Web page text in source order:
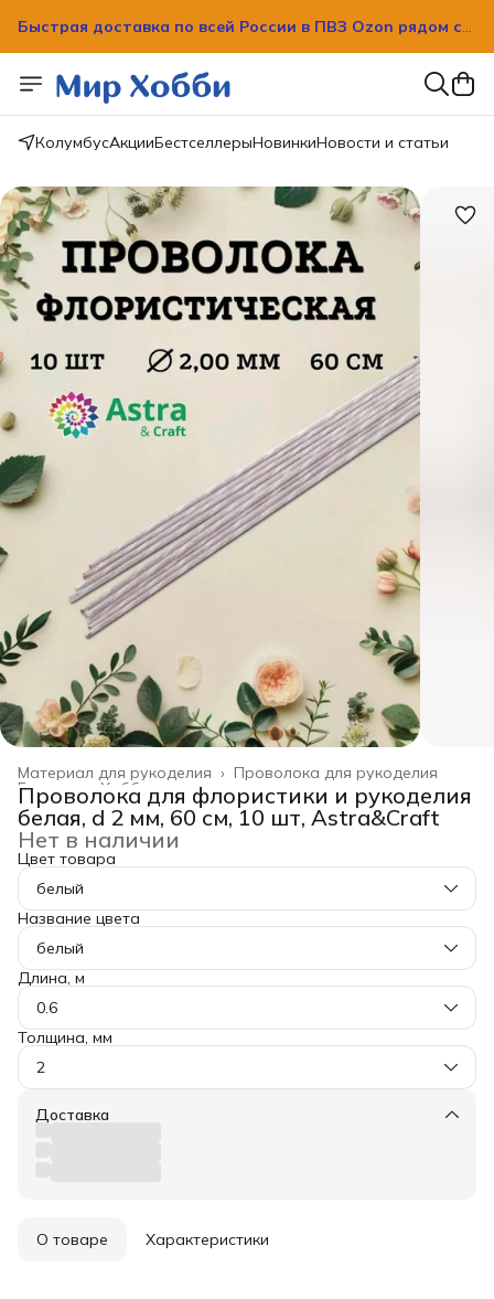
Быстрая доставка по всей России в ПВЗ Ozon рядом с
вашим домом!
Быстрая доставка по всей России в ПВЗ Ozon рядом с
вашим домом!
КолумбусАкцииБестселлерыНовинкиНовости и статьи
Проволока для рукоделия
Материал для рукоделия ›
Хобби и творчество
Главная
Проволока для флористики и рукоделия
белая, d 2 мм, 60 см, 10 шт, Astra&Craft
Нет в наличии
Цвет товара
белый
Название цвета
белый
Длина, м
0.6
Толщина, мм
2
Доставка
О товаре Характеристики